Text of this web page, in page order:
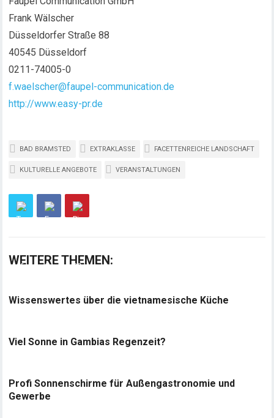
Frank Wälscher
Düsseldorfer Straße 88
40545 Düsseldorf
0211-74005-0
f.waelscher@faupel-communication.de
http://www.easy-pr.de
BAD BRAMSTED EXTRAKLASSE FACETTENREICHE LANDSCHAFT
KULTURELLE ANGEBOTE VERANSTALTUNGEN
WEITERE THEMEN:
Wissenswertes über die vietnamesische Küche
Viel Sonne in Gambias Regenzeit?
Profi Sonnenschirme für Außengastronomie und
Gewerbe